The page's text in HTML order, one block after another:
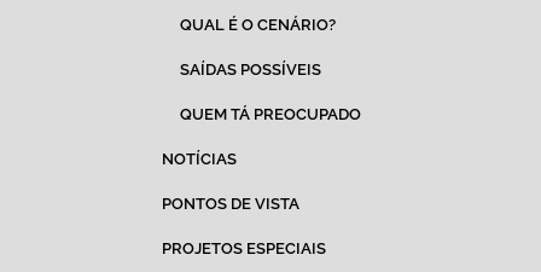
QUAL É O CENÁRIO?
SAÍDAS POSSÍVEIS
QUEM TÁ PREOCUPADO
NOTÍCIAS
PONTOS DE VISTA
PROJETOS ESPECIAIS